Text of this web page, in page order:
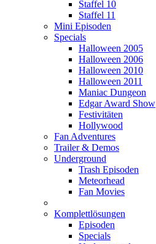
Staffel 10
Staffel 11
Mini Episoden
Specials
Halloween 2005
Halloween 2006
Halloween 2010
Halloween 2011
Maniac Dungeon
Edgar Award Show
Festivitäten
Hollywood
Fan Adventures
Trailer & Demos
Underground
Trash Episoden
Meteorhead
Fan Movies
Komplettlösungen
Episoden
Specials